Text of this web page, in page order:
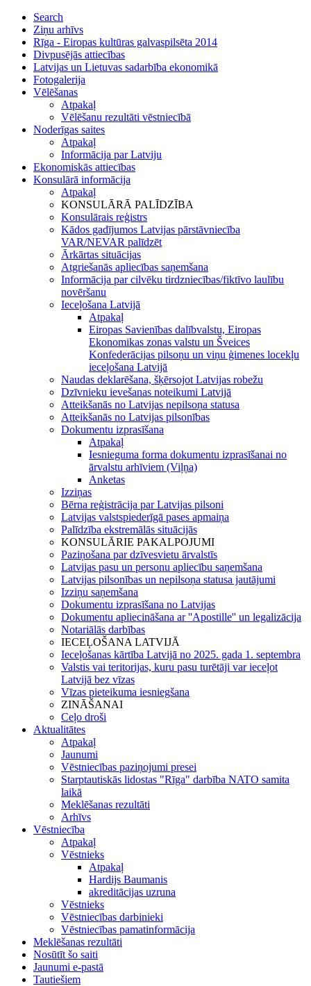
Search
Ziņu arhīvs
Rīga - Eiropas kultūras galvaspilsēta 2014
Divpusējās attiecības
Latvijas un Lietuvas sadarbība ekonomikā
Fotogalerija
Vēlēšanas
Atpakaļ
Vēlēšanu rezultāti vēstniecībā
Noderīgas saites
Atpakaļ
Informācija par Latviju
Ekonomiskās attiecības
Konsulārā informācija
Atpakaļ
KONSULĀRĀ PALĪDZĪBA
Konsulārais reģistrs
Kādos gadījumos Latvijas pārstāvniecība
VAR/NEVAR palīdzēt
Ārkārtas situācijas
Atgriešanās apliecības saņemšana
Informācija par cilvēku tirdzniecības/fiktīvo laulību
novēršanu
Ieceļošana Latvijā
Atpakaļ
Eiropas Savienības dalībvalstu, Eiropas
Ekonomikas zonas valstu un Šveices
Konfederācijas pilsoņu un viņu ģimenes locekļu
ieceļošana Latvijā
Naudas deklarēšana, šķērsojot Latvijas robežu
Dzīvnieku ievešanas noteikumi Latvijā
Atteikšanās no Latvijas nepilsoņa statusa
Atteikšanās no Latvijas pilsonības
Dokumentu izprasīšana
Atpakaļ
Iesnieguma forma dokumentu izprasīšanai no
ārvalstu arhīviem (Viļņa)
Anketas
Izziņas
Bērna reģistrācija par Latvijas pilsoni
Latvijas valstspiederīgā pases apmaiņa
Palīdzība ekstremālās situācijās
KONSULĀRIE PAKALPOJUMI
Paziņošana par dzīvesvietu ārvalstīs
Latvijas pasu un personu apliecību saņemšana
Latvijas pilsonības un nepilsoņa statusa jautājumi
Izziņu saņemšana
Dokumentu izprasīšana no Latvijas
Dokumentu apliecināšana ar ''Apostille'' un legalizācija
Notariālās darbības
IECEĻOŠANA LATVIJĀ
Ieceļošanas kārtība Latvijā no 2025. gada 1. septembra
Valstis vai teritorijas, kuru pasu turētāji var ieceļot
Latvijā bez vīzas
Vīzas pieteikuma iesniegšana
ZINĀŠANAI
Ceļo droši
Aktualitātes
Atpakaļ
Jaunumi
Vēstniecības paziņojumi presei
Starptautiskās lidostas "Rīga" darbība NATO samita
laikā
Meklēšanas rezultāti
Arhīvs
Vēstniecība
Atpakaļ
Vēstnieks
Atpakaļ
Hardijs Baumanis
akreditācijas uzruna
Vēstnieks
Vēstniecības darbinieki
Vēstniecības pamatinformācija
Meklēšanas rezultāti
Nosūtīt šo saiti
Jaunumi e-pastā
Tautiešiem